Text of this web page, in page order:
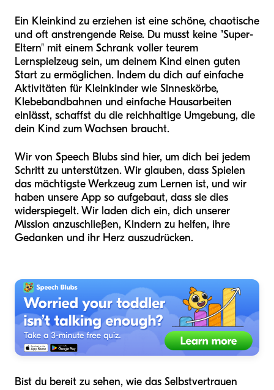
Ein Kleinkind zu erziehen ist eine schöne, chaotische
und oft anstrengende Reise. Du musst keine "Super-
Eltern" mit einem Schrank voller teurem
Lernspielzeug sein, um deinem Kind einen guten
Start zu ermöglichen. Indem du dich auf einfache
Aktivitäten für Kleinkinder wie Sinneskörbe,
Klebebandbahnen und einfache Hausarbeiten
einlässt, schaffst du die reichhaltige Umgebung, die
dein Kind zum Wachsen braucht.
Wir von Speech Blubs sind hier, um dich bei jedem
Schritt zu unterstützen. Wir glauben, dass Spielen
das mächtigste Werkzeug zum Lernen ist, und wir
haben unsere App so aufgebaut, dass sie dies
widerspiegelt. Wir laden dich ein, dich unserer
Mission anzuschließen, Kindern zu helfen, ihre
Gedanken und ihr Herz auszudrücken.
Bist du bereit zu sehen, wie das Selbstvertrauen